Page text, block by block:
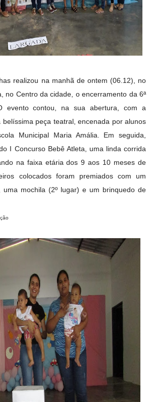
realizou na manhã de ontem (06.12), no
no Centro da cidade, o encerramento da 6ª
evento contou, na sua abertura, com a
peça teatral, encenada por alunos
Municipal Maria Amália. Em seguida,
I Concurso Bebê Atleta, uma linda corrida
na faixa etária dos 9 aos 10 meses de
colocados foram premiados com um
uma mochila (2º lugar) e um brinquedo de